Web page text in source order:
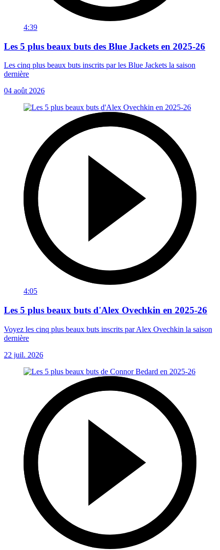
4:39
Les 5 plus beaux buts des Blue Jackets en 2025-26
Les cinq plus beaux buts inscrits par les Blue Jackets la saison
dernière
04 août 2026
4:05
Les 5 plus beaux buts d'Alex Ovechkin en 2025-26
Voyez les cinq plus beaux buts inscrits par Alex Ovechkin la saison
dernière
22 juil. 2026